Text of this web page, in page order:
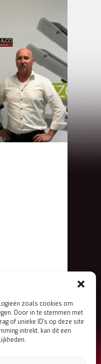
zoals cookies om
Door in te stemmen met
of unieke ID's op deze site
intrekt, kan dit een